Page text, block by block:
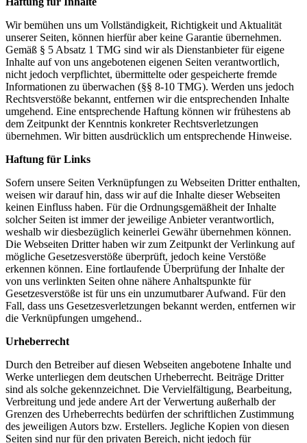
Wir bemühen uns um Vollständigkeit, Richtigkeit und Aktualität
unserer Seiten, können hierfür aber keine Garantie übernehmen.
Gemäß § 5 Absatz 1 TMG sind wir als Dienstanbieter für eigene
Inhalte auf von uns angebotenen eigenen Seiten verantwortlich,
nicht jedoch verpflichtet, übermittelte oder gespeicherte fremde
Informationen zu überwachen (§§ 8-10 TMG). Werden uns jedoch
Rechtsverstöße bekannt, entfernen wir die entsprechenden Inhalte
umgehend. Eine entsprechende Haftung können wir frühestens ab
dem Zeitpunkt der Kenntnis konkreter Rechtsverletzungen
übernehmen. Wir bitten ausdrücklich um entsprechende Hinweise.
Haftung für Links
Sofern unsere Seiten Verknüpfungen zu Webseiten Dritter enthalten,
weisen wir darauf hin, dass wir auf die Inhalte dieser Webseiten
keinen Einfluss haben. Für die Ordnungsgemäßheit der Inhalte
solcher Seiten ist immer der jeweilige Anbieter verantwortlich,
weshalb wir diesbezüglich keinerlei Gewähr übernehmen können.
Die Webseiten Dritter haben wir zum Zeitpunkt der Verlinkung auf
mögliche Gesetzesverstöße überprüft, jedoch keine Verstöße
erkennen können. Eine fortlaufende Überprüfung der Inhalte der
von uns verlinkten Seiten ohne nähere Anhaltspunkte für
Gesetzesverstöße ist für uns ein unzumutbarer Aufwand. Für den
Fall, dass uns Gesetzesverletzungen bekannt werden, entfernen wir
die Verknüpfungen umgehend..
Urheberrecht
Durch den Betreiber auf diesen Webseiten angebotene Inhalte und
Werke unterliegen dem deutschen Urheberrecht. Beiträge Dritter
sind als solche gekennzeichnet. Die Vervielfältigung, Bearbeitung,
Verbreitung und jede andere Art der Verwertung außerhalb der
Grenzen des Urheberrechts bedürfen der schriftlichen Zustimmung
des jeweiligen Autors bzw. Erstellers. Jegliche Kopien von diesen
Seiten sind nur für den privaten Bereich, nicht jedoch für